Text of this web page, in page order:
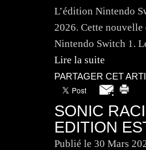
L’édition Nintendo
2026. Cette
Nintendo Switch 1.
Lire la suite
PARTAGER CET
SONIC
EDITION
Publié le 30 Mars